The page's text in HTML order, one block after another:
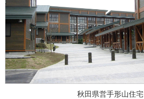
秋田県営手形山住宅